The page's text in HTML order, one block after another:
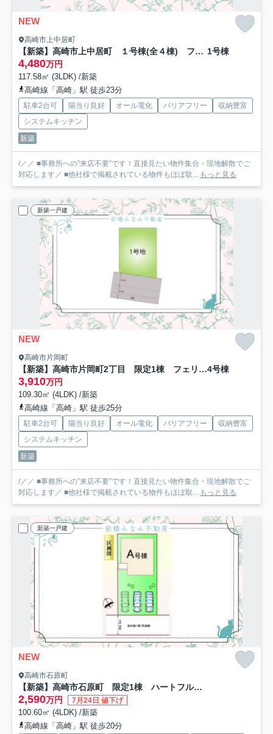
NEW
高崎市上中居町
【新築】高崎市上中居町 １号棟(全４棟) フェリディアガーデン 新築建売分譲 1号棟
4,480万円
117.58㎡ (3LDK) /新築
高崎線「高崎」駅 徒歩23分
駐車2台可 陽当り良好 オール電化 バリアフリー
収納豊富
システムキッチン
新築
/／／ ■事務所への”来店不要”です！直接見たい物件集合・現地解散でご
対応します／ ■他社様で掲載されている物件もほぼ取... もっと見る
新築一戸建
NEW
高崎市片岡町
【新築】高崎市片岡町2丁目 限定1棟 フェリディアガーデン 新築建売4号棟
3,910万円
109.30㎡ (4LDK) /新築
高崎線「高崎」駅 徒歩25分
駐車2台可 陽当り良好 オール電化 バリアフリー
収納豊富
システムキッチン
新築
/／／ ■事務所への”来店不要”です！直接見たい物件集合・現地解散でご
対応します／ ■他社様で掲載されている物件もほぼ取... もっと見る
新築一戸建
NEW
高崎市石原町
【新築】高崎市石原町 限定1棟 ハートフルタウン 新築建売
2,590万円 7月24日 値下げ
100.60㎡ (4LDK) /新築
高崎線「高崎」駅 徒歩20分